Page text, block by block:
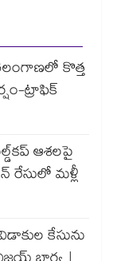
కొత్త
ట్రాఫిక్
ఆశలపై
రేసులో మళ్లీ
కేసును